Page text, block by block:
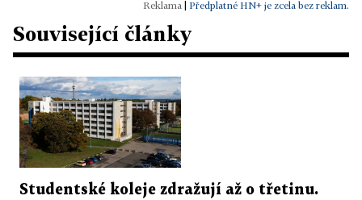
Předplatné HN+ je zcela bez reklam.
Související články
Studentské koleje zdražují až o třetinu.